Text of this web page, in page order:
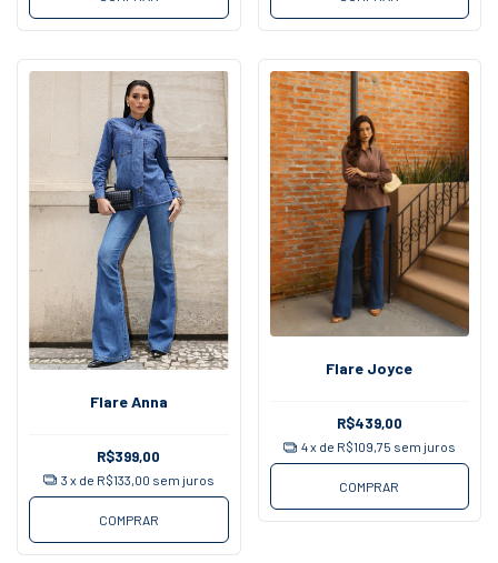
Flare Anna
R$399,00
3 x de R$133,00 sem juros
COMPRAR
Flare Joyce
R$439,00
4x de R$109,75 sem juros
COMPRAR